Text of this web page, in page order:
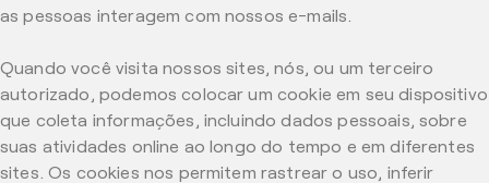
as pessoas interagem com nossos e-mails.
Quando você visita nossos sites, nós, ou um terceiro
autorizado, podemos colocar um cookie em seu dispositivo
que coleta informações, incluindo dados pessoais, sobre
suas atividades online ao longo do tempo e em diferentes
sites. Os cookies nos permitem rastrear o uso, inferir